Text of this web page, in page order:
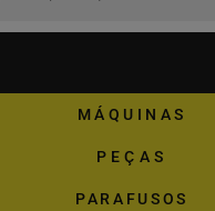
MÁQUINAS
PEÇAS
PARAFUSOS